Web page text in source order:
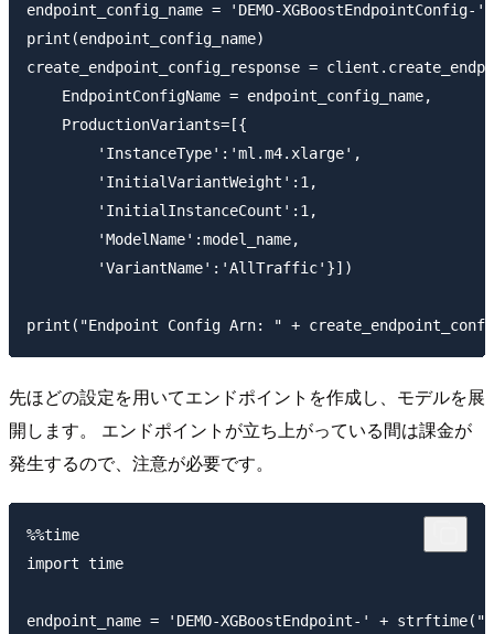
endpoint_config_name = 'DEMO-XGBoostEndpointConfig-'
print(endpoint_config_name)
create_endpoint_config_response =
    EndpointConfigName = endpoint_config_name,
    ProductionVariants=[{
        'InstanceType':'ml.m4.xlarge',
        'InitialVariantWeight':1,
        'InitialInstanceCount':1,
        'ModelName':model_name,
        'VariantName':'AllTraffic'}])
先ほどの設定を用いてエンドポイントを作成し、モデルを展
開します。 エンドポイントが立ち上がっている間は課金が
発生するので、注意が必要です。
%%time
import time
endpoint_name = 'DEMO-XGBoostEndpoint-' +